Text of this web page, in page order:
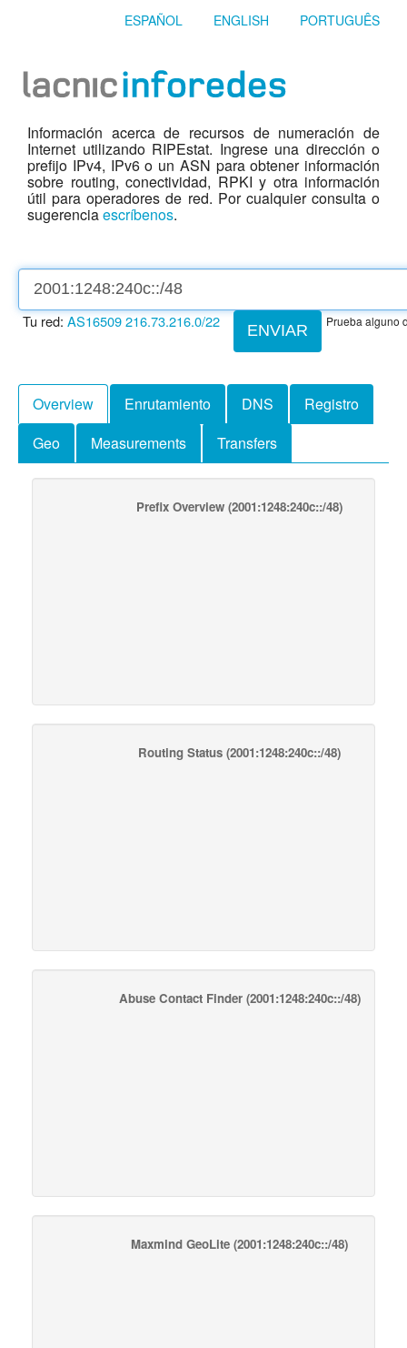
ESPAÑOL ENGLISH PORTUGUÊS
Información acerca de recursos de numeración de
Internet utilizando RIPEstat. Ingrese una dirección o
prefijo IPv4, IPv6 o un ASN para obtener información
sobre routing, conectividad, RPKI y otra información
útil para operadores de red. Por cualquier consulta o
sugerenciaescríbenos.
ENVIAR
Tu red: AS16509216.73.216.0/22 Prueba alguno
Overview Enrutamiento DNS
Registro
Geo
Measurements Transfers
Prefix Overview (2001:1248:240c::/48)
Routing Status (2001:1248:240c::/48)
Abuse Contact Finder(2001:1248:240c::/48)
Maxmind GeoLite (2001:1248:240c::/48)